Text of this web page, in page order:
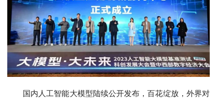
国内人工智能大模型陆续公开发布，百花绽放，外界对